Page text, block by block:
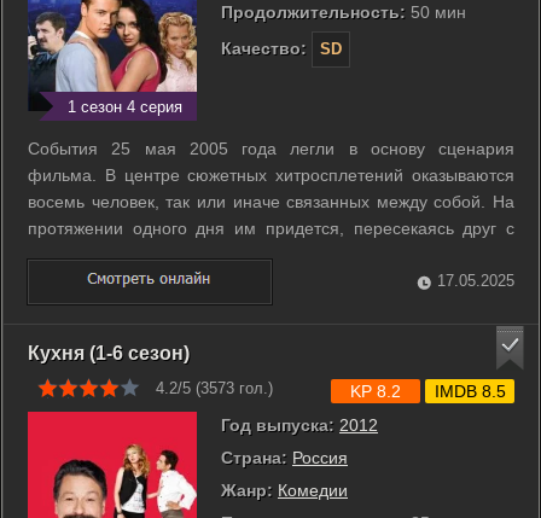
1 сезон 4 серия
Продолжительность: 50 мин
Качество:
SD
События 25 мая 2005 года легли в основу сценария
фильма. В центре сюжетных хитросплетений оказываются
восемь человек, так или иначе связанных между собой. На
протяжении одного дня им придется, пересекаясь друг с
другом, кардинально менять свои планы, решения и даже
убеждения. Слава и Юля, влюбленные и, как им кажется,
непонятые родными людьми, ...
17.05.2025
Кухня (1-6 сезон)
4.2/5 (3573 гол.)
Год выпуска: 2012
Страна: Россия
Жанр: Комедии
KP 8.2 IMDB 8.5